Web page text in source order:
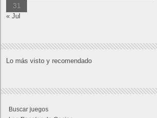
31
« Jul
Lo más visto y recomendado
Buscar juegos